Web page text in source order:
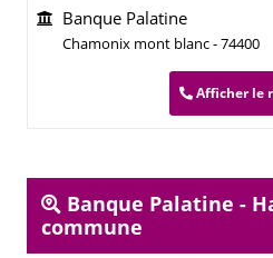
Banque Palatine
Chamonix mont blanc - 74400
Afficher le
Banque Palatine -
commune